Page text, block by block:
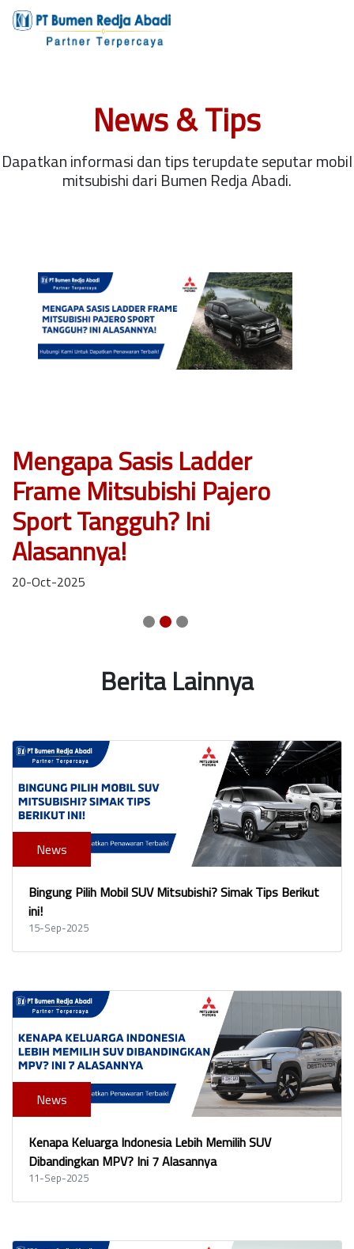
News & Tips
Dapatkan informasi dan tips terupdate seputar mobil
mitsubishi dari Bumen Redja Abadi.
Mengapa Sasis Ladder
Frame Mitsubishi Pajero
Sport Tangguh? Ini
Alasannya!
20-Oct-2025
Berita Lainnya
News
Bingung Pilih Mobil SUV Mitsubishi? Simak Tips Berikut
ini!
15-Sep-2025
News
Kenapa Keluarga Indonesia Lebih Memilih SUV
Dibandingkan MPV? Ini 7 Alasannya
11-Sep-2025